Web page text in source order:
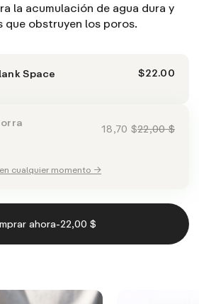
la acumulación de agua dura y
que obstruyen los poros.
Space $22.00
18,70 $22,00 $
cualquier momento →
ahora-22,00 $